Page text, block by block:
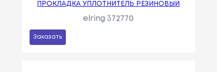
ПРОКЛАДКА УПЛОТНИТЕЛЬ РЕЗИНОВЫЙ
elring 372770
Заказать